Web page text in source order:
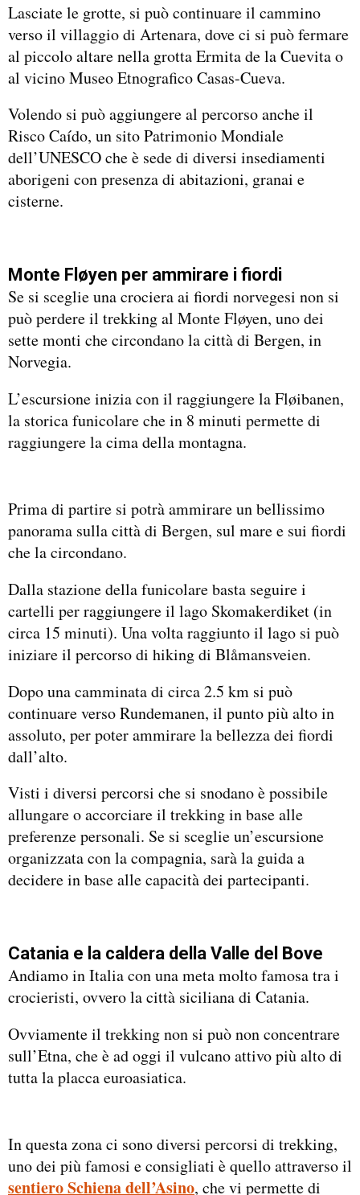
Lasciate le grotte, si può continuare il cammino
verso il villaggio di Artenara, dove ci si può fermare
al piccolo altare nella grotta Ermita de la Cuevita o
al vicino Museo Etnografico Casas-Cueva.
Volendo si può aggiungere al percorso anche il
Risco Caído, un sito Patrimonio Mondiale
dell’UNESCO che è sede di diversi insediamenti
aborigeni con presenza di abitazioni, granai e
cisterne.
Monte Fløyen per ammirare i fiordi
Se si sceglie una crociera ai fiordi norvegesi non si
può perdere il trekking al Monte Fløyen, uno dei
sette monti che circondano la città di Bergen, in
Norvegia.
L’escursione inizia con il raggiungere la Fløibanen,
la storica funicolare che in 8 minuti permette di
raggiungere la cima della montagna.
Prima di partire si potrà ammirare un bellissimo
panorama sulla città di Bergen, sul mare e sui fiordi
che la circondano.
Dalla stazione della funicolare basta seguire i
cartelli per raggiungere il lago Skomakerdiket (in
circa 15 minuti). Una volta raggiunto il lago si può
iniziare il percorso di hiking di Blåmansveien.
Dopo una camminata di circa 2.5 km si può
continuare verso Rundemanen, il punto più alto in
assoluto, per poter ammirare la bellezza dei fiordi
dall’alto.
Visti i diversi percorsi che si snodano è possibile
allungare o accorciare il trekking in base alle
preferenze personali. Se si sceglie un’escursione
organizzata con la compagnia, sarà la guida a
decidere in base alle capacità dei partecipanti.
Catania e la caldera della Valle del Bove
Andiamo in Italia con una meta molto famosa tra i
crocieristi, ovvero la città siciliana di Catania.
Ovviamente il trekking non si può non concentrare
sull’Etna, che è ad oggi il vulcano attivo più alto di
tutta la placca euroasiatica.
In questa zona ci sono diversi percorsi di trekking,
uno dei più famosi e consigliati è quello attraverso il
sentiero Schiena dell’Asino, che vi permette di